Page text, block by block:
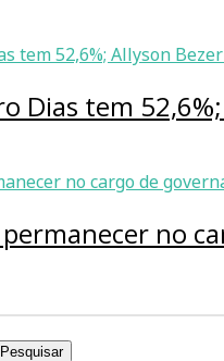
Dias tem
no
Pesquisar